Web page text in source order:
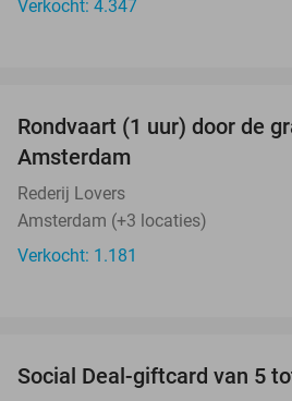
Verkocht: 4.347
Rondvaart (1 uur) door de
Amsterdam
Rederij Lovers
Amsterdam (+3 locaties)
Verkocht: 1.181
Social Deal-giftcard van 5